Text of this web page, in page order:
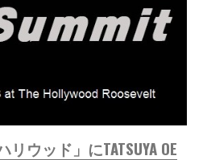
ウッド」にTATSUYA OE